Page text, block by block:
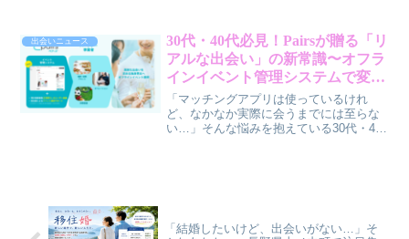
探しができるようになったようです。そ
の詳細を賢作が解説します。
出会いニュース
30代・40代必見！Pairsが贈る「リ
アルな出会い」の新常識〜オフラ
インイベント管理システムで変わ
る恋活・婚活〜
「マッチングアプリは使っているけれ
ど、なかなか実際に会うまでには至らな
い…」そんな悩みを抱えている30代・40
会いの機会が拡大することが期待されま
「結婚したいけど、出会いがない…」そ